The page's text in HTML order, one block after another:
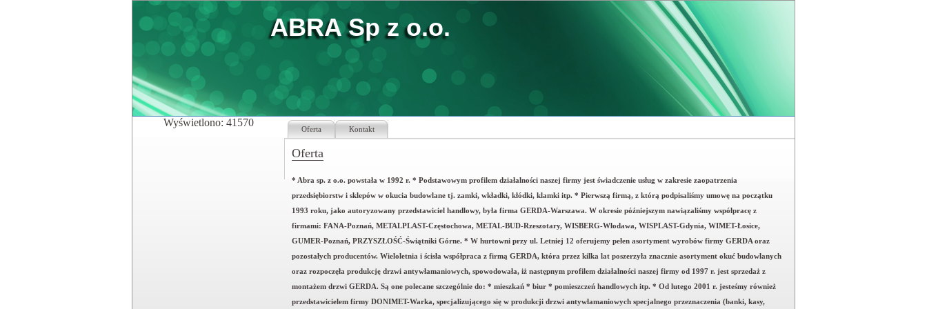
ABRA Sp z o.o.
Wyświetlono: 41570
Oferta Kontakt
Oferta
* Abra sp. z o.o. powstała w 1992 r. * Podstawowym profilem działalności naszej firmy jest świadczenie usług w zakresie zaopatrzenia
przedsiębiorstw i sklepów w okucia budowlane tj. zamki, wkładki, kłódki, klamki itp. * Pierwszą firmą, z którą podpisaliśmy umowę na początku
1993 roku, jako autoryzowany przedstawiciel handlowy, była firma GERDA-Warszawa. W okresie późniejszym nawiązaliśmy współpracę z
firmami: FANA-Poznań, METALPLAST-Częstochowa, METAL-BUD-Rzeszotary, WISBERG-Włodawa, WISPLAST-Gdynia, WIMET-Łosice,
GUMER-Poznań, PRZYSZŁOŚĆ-Świątniki Górne. * W hurtowni przy ul. Letniej 12 oferujemy pełen asortyment wyrobów firmy GERDA oraz
pozostałych producentów. Wieloletnia i ścisła współpraca z firmą GERDA, która przez kilka lat poszerzyła znacznie asortyment okuć budowlanych
oraz rozpoczęła produkcję drzwi antywłamaniowych, spowodowała, iż następnym profilem działalności naszej firmy od 1997 r. jest sprzedaż z
montażem drzwi GERDA. Są one polecane szczególnie do: * mieszkań * biur * pomieszczeń handlowych itp. * Od lutego 2001 r. jesteśmy również
przedstawicielem firmy DONIMET-Warka, specjalizującego się w produkcji drzwi antywłamaniowych specjalnego przeznaczenia (banki, kasy,